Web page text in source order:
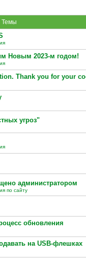
Темы
Новым 2023-м годом!
Thank you for your
угроз"
администратором
по сайту
обновления
на USB-флешках